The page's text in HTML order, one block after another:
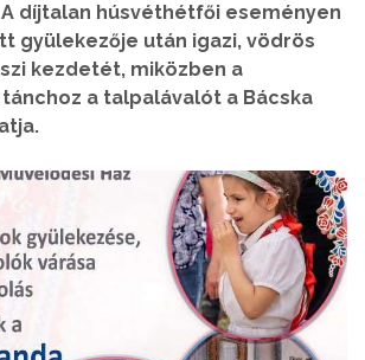
díjtalan húsvéthétfői eseményen
gyülekezője után igazi, vödrös
kezdetét, miközben a
a talpalávalót a Bácska